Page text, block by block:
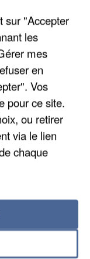
sur "Accepter
les
mes
en
Vos
pour ce site.
ou retirer
via le lien
chaque